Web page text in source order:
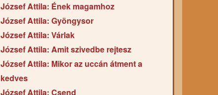
József Attila: Ének magamhoz
József Attila: Gyöngysor
József Attila: Várlak
József Attila: Amit szivedbe rejtesz
József Attila: Mikor az uccán átment a
kedves
József Attila: Csend